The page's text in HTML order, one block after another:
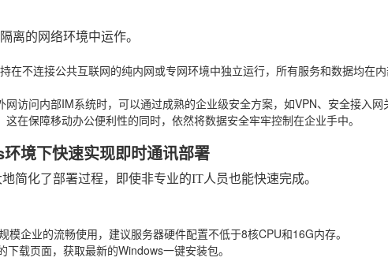
离的网络环境中运作。
在不连接公共互联网的纯内网或专网环境中独立运行，所有服务和数据均在
网访问内部IM系统时，可以通过成熟的企业级安全方案，如VPN、安全接入
在保障移动办公便利性的同时，依然将数据安全牢牢控制在企业手中。
境下快速实现即时通讯部署
简化了部署过程，即使非专业的IT人员也能快速完成。
模企业的流畅使用，建议服务器硬件配置不低于8核CPU和16G内存。
下载页面，获取最新的Windows一键安装包。